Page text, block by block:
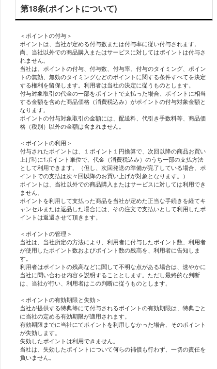
第18条(ポイントについて)
＜ポイントの付与＞
ポイントは、当社が定める付与数または付与率に従い付与されます。
尚、当社以外での商品購入またはサービスに対してはポイントは付与さ
れません。
当社は、ポイントの付与、付与数、付与率、付与のタイミング、ポイン
トの無効、無効のタイミングなどのポイントに関する条件すべてを決定
する権利を留保します。利用者は当社の決定に従うものとします。
付与対象取引の代金の一部をポイントで支払った場合、ポイントに相当
する金額を含めた商品価格（消費税込み）がポイントの付与対象金額と
なります。
ポイントの付与対象取引の金額には、配送料、代引き手数料等、商品価
格（税別）以外の金額は含まれません。
＜ポイントの利用＞
付与されたポイントは、１ポイント１円換算で、次回以降の商品お買い
上げ時に1ポイント単位で、代金（消費税込み）のうち一部の支払方法
として利用できます。（但し、次回発送の準備が完了している場合、ポ
イントでの支払は次々回以降のお買い上げが対象となります。）
ポイントは、当社以外での商品購入またはサービスに対しては利用でき
ません。
ポイントを利用して支払った商品を当社が定めた正当な手続きを経てキ
ャンセルまたは返品した場合には、その注文で支払いとして利用したポ
イントは返還させて頂きます。
＜ポイントの管理＞
当社は、当社所定の方法により、利用者に付与したポイント数、利用者
が使用したポイント数およびポイント数の残高を、利用者に告知しま
す。
利用者はポイントの残高などに関して不明な点がある場合は、速やかに
当社に問い合わせ内容を説明することとします。ただし最終的な判断
は、当社が行い、利用者はこの判断に従うものとします。
＜ポイントの有効期限と失効＞
当社が提供する特典等にて付与されるポイントの有効期限は、特典ごと
に当社の定める有効期限が適用されます。
有効期限までに当社にてポイントを利用しなかった場合、そのポイント
が失効します。
失効したポイントは利用できません。
当社は、失効したポイントについて何らの補償も行わず、一切の責任を
負いません。